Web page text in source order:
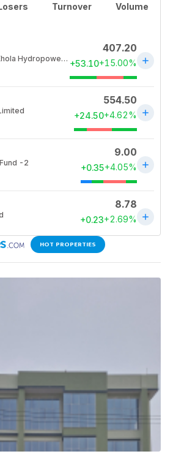
HOT PROPERTIES